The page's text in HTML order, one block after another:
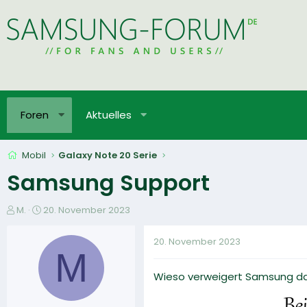
Foren Aktuelles
Mobil Galaxy Note 20 Serie
Samsung Support
E
M.
E
t
l
20. November 2023
M
20. November 2023
Wieso verweigert Samsung